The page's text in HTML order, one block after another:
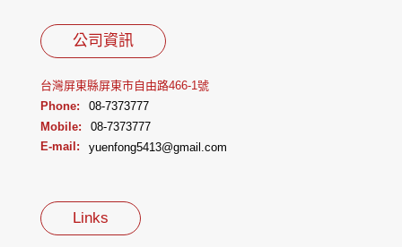
公司資訊
台灣屏東縣屏東市自由路466-1號
Phone:
08-7373777
Mobile:
08-7373777
E-mail:
yuenfong5413@gmail.com
Links